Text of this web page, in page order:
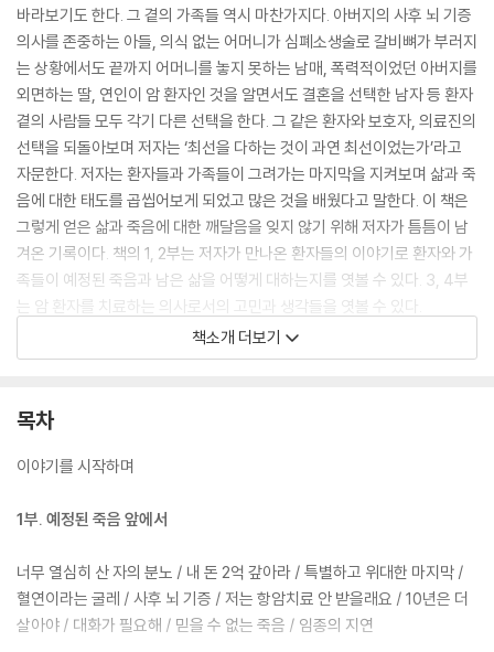
바라보기도 한다. 그 곁의 가족들 역시 마찬가지다. 아버지의 사후 뇌 기증
의사를 존중하는 아들, 의식 없는 어머니가 심폐소생술로 갈비뼈가 부러지
는 상황에서도 끝까지 어머니를 놓지 못하는 남매, 폭력적이었던 아버지를
외면하는 딸, 연인이 암 환자인 것을 알면서도 결혼을 선택한 남자 등 환자
곁의 사람들 모두 각기 다른 선택을 한다. 그 같은 환자와 보호자, 의료진의
선택을 되돌아보며 저자는 ‘최선을 다하는 것이 과연 최선이었는가’라고
자문한다. 저자는 환자들과 가족들이 그려가는 마지막을 지켜보며 삶과 죽
음에 대한 태도를 곱씹어보게 되었고 많은 것을 배웠다고 말한다. 이 책은
그렇게 얻은 삶과 죽음에 대한 깨달음을 잊지 않기 위해 저자가 틈틈이 남
겨온 기록이다. 책의 1, 2부는 저자가 만나온 환자들의 이야기로 환자와 가
족들이 예정된 죽음과 남은 삶을 어떻게 대하는지를 엿볼 수 있다. 3, 4부
는 암 환자를 치료하는 의사로서의 고민과 생각들을 엿볼 수 있다.
책 속의 사람들의 모습에는 지금 여기, 이 시대를 살고 있는 우리가 고스란
을 던진다. 피할 수 없는 죽음을 어떻게 준비할 것인가? 남은 삶을 어떻게
책소개 더보기
목차
이야기를 시작하며
1부. 예정된 죽음 앞에서
너무 열심히 산 자의 분노 / 내 돈 2억 갚아라 / 특별하고 위대한 마지막 /
혈연이라는 굴레 / 사후 뇌 기증 / 저는 항암치료 안 받을래요 / 10년은 더
살아야 / 대화가 필요해 / 믿을 수 없는 죽음 / 임종의 지연